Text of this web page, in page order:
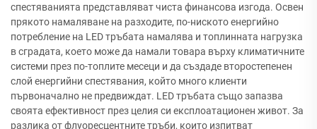
спестяванията представляват чиста финансова изгода. Освен
прякото намаляване на разходите, по-ниското енергийно
потребление на LED тръбата намалява и топлинната нагрузка
в сградата, което може да намали товара върху климатичните
системи през по-топлите месеци и да създаде второстепенен
слой енергийни спестявания, който много клиенти
първоначално не предвиждат. LED тръбата също запазва
своята ефективност през целия си експлоатационен живот. За
разлика от флуоресцентните тръби, които изпитват